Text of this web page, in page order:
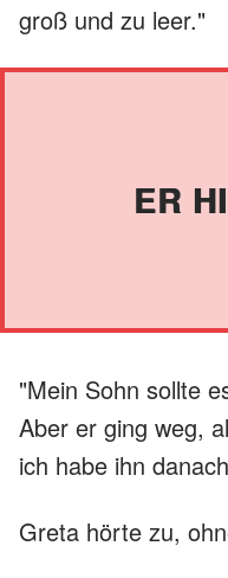
groß und zu leer."
ER
"Mein Sohn sollte
Aber er ging weg,
ich habe ihn
Greta hörte zu,